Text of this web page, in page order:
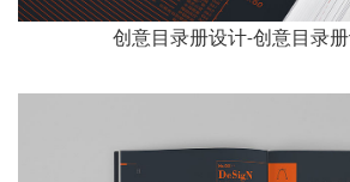
创意目录册设计-创意目录册